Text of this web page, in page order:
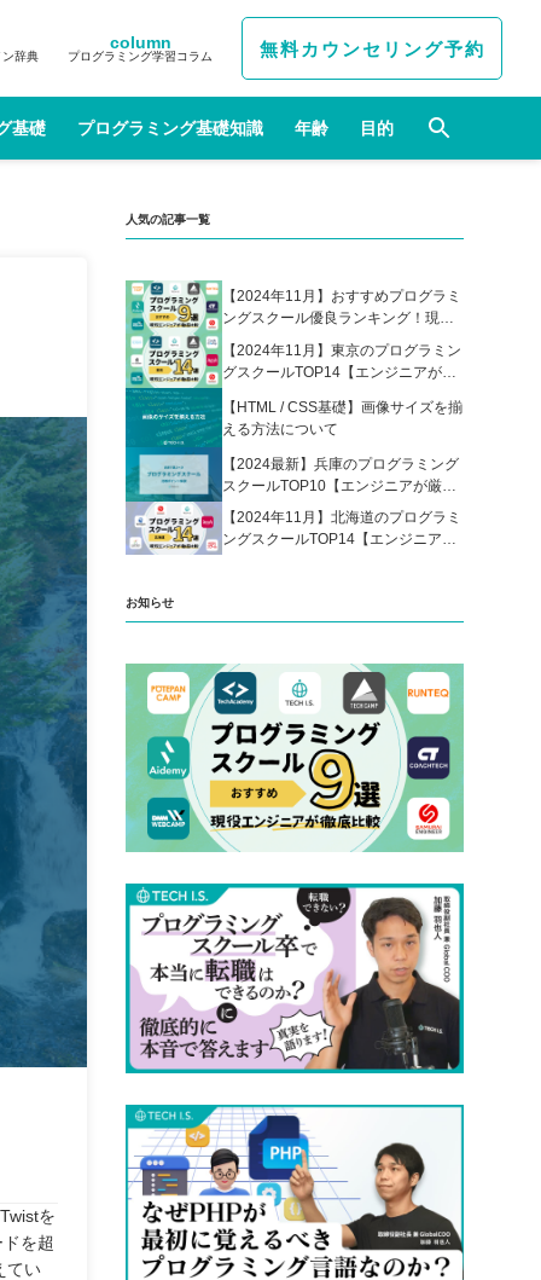
ン辞典
column
プログラミング学習コラム 無料カウンセリング予約
基礎 プログラミング基礎知識 年齢 目的
を
を超
てい
人気の記事一覧
【2024年11月】おすすめプログラミ
ングスクール優良ランキング！現役
エンジニアが選んだ人気プログラミ
ングスクールの比較表あり
【2024年11月】東京のプログラミン
グスクールTOP14【エンジニアが厳
【HTML / CSS基礎】画像サイズを揃
える方法について
【2024最新】兵庫のプログラミング
スクールTOP10【エンジニアが厳
選】
【2024年11月】北海道のプログラミ
ングスクールTOP14【エンジニアが
お知らせ